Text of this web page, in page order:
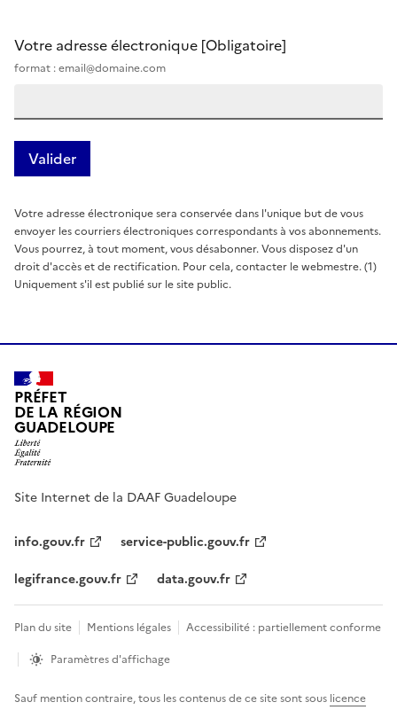
Votre adresse électronique [Obligatoire]
format : email@domaine.com
Votre adresse électronique sera conservée dans l'unique but de vous
envoyer les courriers électroniques correspondants à vos abonnements.
Vous pourrez, à tout moment, vous désabonner. Vous disposez d'un
droit d'accès et de rectification. Pour cela, contacter le webmestre. (1)
Uniquement s'il est publié sur le site public.
PRÉFET
DE LA RÉGION
GUADELOUPE
Site Internet de la DAAF Guadeloupe
info.gouv.fr
service-public.gouv.fr
legifrance.gouv.fr
data.gouv.fr
Plan du site Mentions légales
Accessibilité : partiellement conforme
Paramètres d'affichage
Sauf mention contraire, tous les contenus de ce site sont sous licence